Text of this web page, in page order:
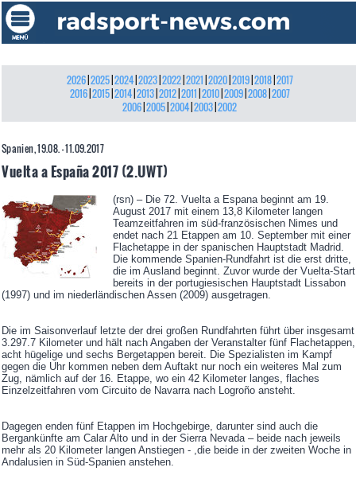
2026| 2025| 2024| 2023| 2022| 2021 2020| 2019| 2018| 2017
2016| 2015| 2014| 2013| 2012| 2011 2010| 2009| 2008| 2007
2006 2005 2004 2003 2002
Spanien, 19.08. - 11.09.2017
Vuelta a España 2017 (2.UWT)
(rsn) – Die 72. Vuelta a Espana beginnt am 19.
August 2017 mit einem 13,8 Kilometer langen
Teamzeitfahren im süd-französischen Nimes und
endet nach 21 Etappen am 10. September mit einer
Flachetappe in der spanischen Hauptstadt Madrid.
Die kommende Spanien-Rundfahrt ist die erst dritte,
die im Ausland beginnt. Zuvor wurde der Vuelta-Start
bereits in der portugiesischen Hauptstadt Lissabon
(1997) und im niederländischen Assen (2009) ausgetragen.
Die im Saisonverlauf letzte der drei großen Rundfahrten führt über insgesamt
3.297.7 Kilometer und hält nach Angaben der Veranstalter fünf Flachetappen,
acht hügelige und sechs Bergetappen bereit. Die Spezialisten im Kampf
gegen die Uhr kommen neben dem Auftakt nur noch ein weiteres Mal zum
Zug, nämlich auf der 16. Etappe, wo ein 42 Kilometer langes, flaches
Einzelzeitfahren vom Circuito de Navarra nach Logroño ansteht.
Dagegen enden fünf Etappen im Hochgebirge, darunter sind auch die
Bergankünfte am Calar Alto und in der Sierra Nevada – beide nach jeweils
mehr als 20 Kilometer langen Anstiegen - ,die beide in der zweiten Woche in
Andalusien in Süd-Spanien anstehen.